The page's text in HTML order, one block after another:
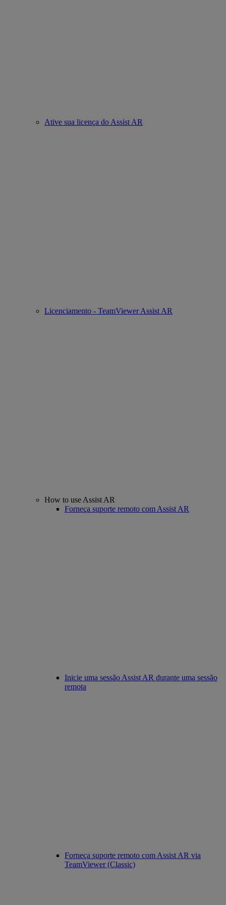
Ative sua licença do Assist AR
Licenciamento - TeamViewer Assist AR
How to use Assist AR
Forneça suporte remoto com Assist AR
Inicie uma sessão Assist AR durante uma sessão
remota
Forneça suporte remoto com Assist AR via
TeamViewer (Classic)